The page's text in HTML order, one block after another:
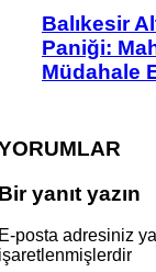
Balıkesir
Paniği:
Müdahale
yanıt yazın
posta adresiniz